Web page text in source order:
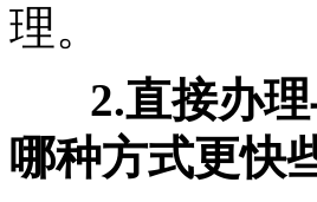
理。
2.直接办
哪种方式更快